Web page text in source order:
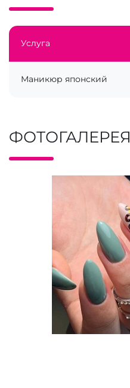
Услуга
Маникюр японский
ФОТОГАЛЕРЕЯ